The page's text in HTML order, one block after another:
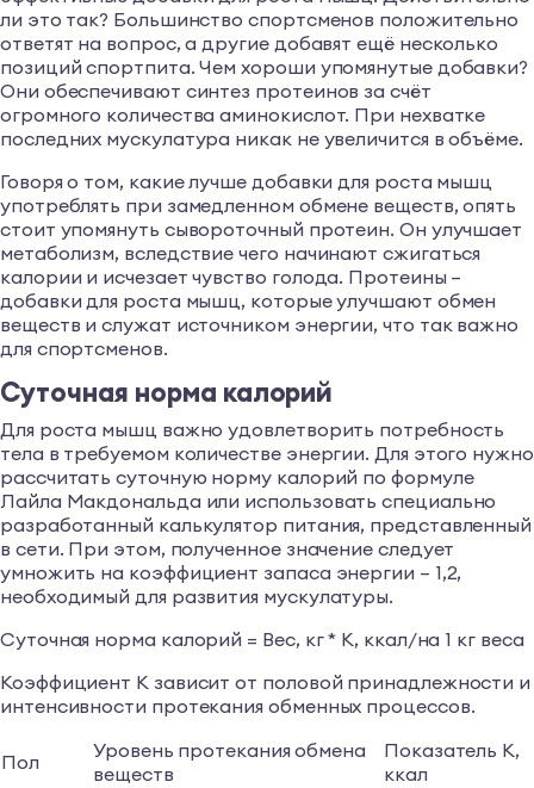
ли это так? Большинство спортсменов положительно
ответят на вопрос, а другие добавят ещё несколько
позиций спортпита. Чем хороши упомянутые добавки?
Они обеспечивают синтез протеинов за счёт
огромного количества аминокислот. При нехватке
последних мускулатура никак не увеличится в объёме.
Говоря о том, какие лучше добавки для роста мышц
употреблять при замедленном обмене веществ, опять
стоит упомянуть сывороточный протеин. Он улучшает
метаболизм, вследствие чего начинают сжигаться
калории и исчезает чувство голода. Протеины –
добавки для роста мышц, которые улучшают обмен
веществ и служат источником энергии, что так важно
для спортсменов.
Суточная норма калорий
Для роста мышц важно удовлетворить потребность
тела в требуемом количестве энергии. Для этого нужно
рассчитать суточную норму калорий по формуле
Лайла Макдональда или использовать специально
разработанный калькулятор питания, представленный
в сети. При этом, полученное значение следует
умножить на коэффициент запаса энергии – 1,2,
необходимый для развития мускулатуры.
Суточная норма калорий = Вес, кг * К, ккал/на 1 кг веса
Коэффициент К зависит от половой принадлежности и
интенсивности протекания обменных процессов.
Пол
Уровень протекания обмена
веществ
Показатель К,
ккал